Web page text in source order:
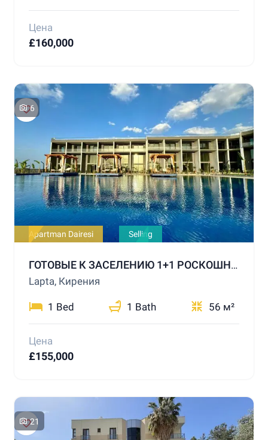
Цена
£160,000
6
Apartman Dairesi Selling
ГОТОВЫЕ К ЗАСЕЛЕНИЮ 1+1 РОСКОШНЫЕ КВАРТИРЫ НА ПРОДАЖУ В РАЙОНЕ ГИРНЕ ЛАПТА
Lapta, Кирения
1 Bed 1 Bath 56 м²
Цена
£155,000
21